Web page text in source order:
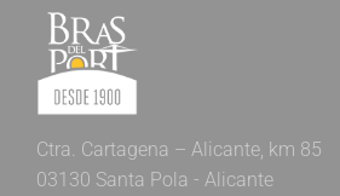
Ctra. Cartagena – Alicante, km 85
03130 Santa Pola - Alicante